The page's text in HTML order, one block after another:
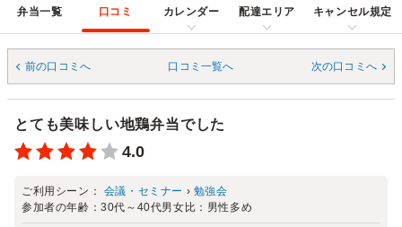
弁当一覧 口コミ カレンダー 配達エリア キャンセル規定
前の口コミへ 口コミ一覧へ 次の口コミへ
とても美味しい地鶏弁当でした
4.0
ご利用シーン： 会議・セミナー › 勉強会
参加者の年齢：30代～40代男女比： 男性多め